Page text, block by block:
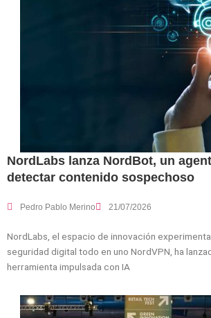
NordLabs lanza NordBot, un
detectar contenido sospechoso
Pedro Pablo Merino 21/07/2026
NordLabs, el espacio de innovación
seguridad digital todo en uno NordVPN, ha
herramienta impulsada con IA